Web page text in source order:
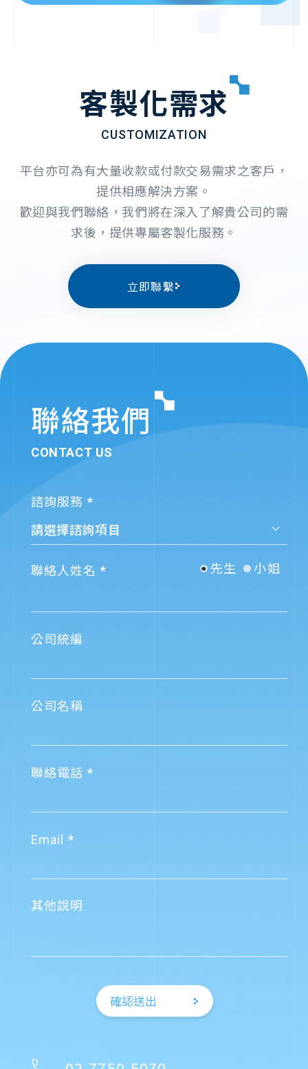
客製化需求
CUSTOMIZATION
平台亦可為有大量收款或付款交易需求之客戶，
提供相應解決方案。
歡迎與我們聯絡，我們將在深入了解貴公司的需
求後，提供專屬客製化服務。
立即聯繫
聯絡我們
CONTACT US
諮詢服務
聯絡人姓名 先生 小姐
公司統編
公司名稱
聯絡電話
Email
其他說明
確認送出